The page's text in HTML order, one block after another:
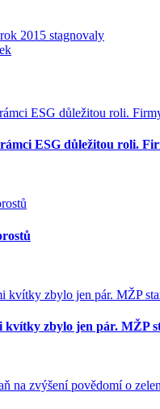
2015 stagnovaly
ESG důležitou roli.
kvítky zbylo jen pár. MŽP